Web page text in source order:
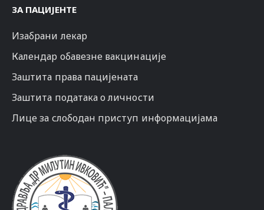
ЗА ПАЦИЈЕНТЕ
Изабрани лекар
Календар обавезне вакцинације
Заштита права пацијената
Заштита података о личности
Лице за слободан приступ информацијама